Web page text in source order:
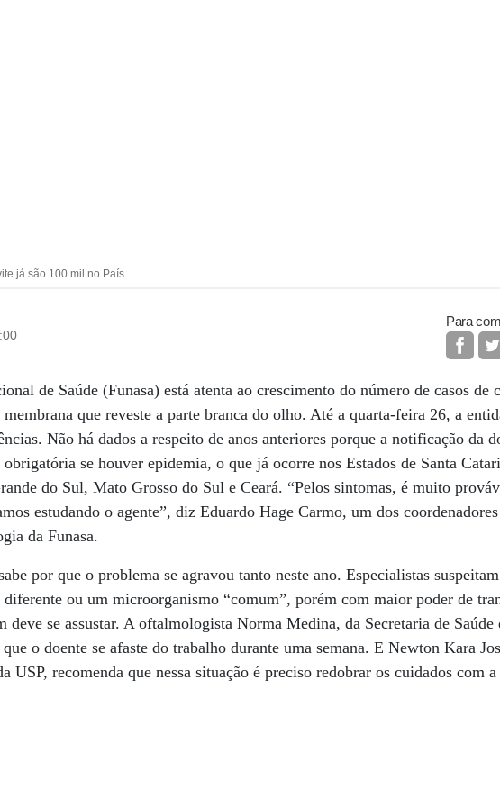
já são 100 mil no País
Para
de Saúde (Funasa) está atenta ao crescimento do número de casos de
que reveste a parte branca do olho. Até a quarta-feira 26, a
Não há dados a respeito de anos anteriores porque a notificação da
se houver epidemia, o que já ocorre nos Estados de Santa
do Sul, Mato Grosso do Sul e Ceará. “Pelos sintomas, é muito
estudando o agente”, diz Eduardo Hage Carmo, um dos
da Funasa.
por que o problema se agravou tanto neste ano. Especialistas
ou um microorganismo “comum”, porém com maior poder de
deve se assustar. A oftalmologista Norma Medina, da Secretaria de Saúde
o doente se afaste do trabalho durante uma semana. E Newton Kara
USP, recomenda que nessa situação é preciso redobrar os cuidados com